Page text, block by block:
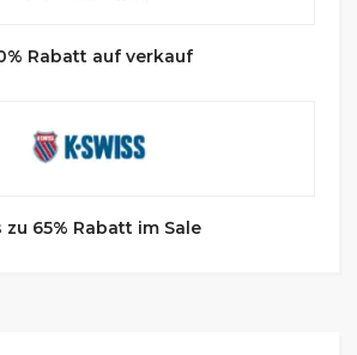
Rabatt auf verkauf
zu 65% Rabatt im Sale